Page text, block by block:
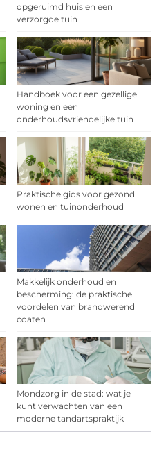
opgeruimd huis en een
verzorgde tuin
Handboek voor een gezellige
woning en een
onderhoudsvriendelijke tuin
Praktische gids voor gezond
wonen en tuinonderhoud
Makkelijk onderhoud en
bescherming: de praktische
voordelen van brandwerend
coaten
Mondzorg in de stad: wat je
kunt verwachten van een
moderne tandartspraktijk